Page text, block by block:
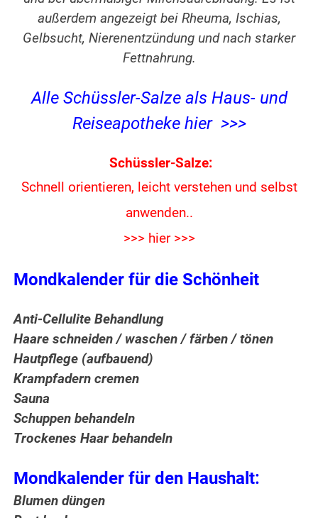
außerdem angezeigt bei Rheuma, Ischias,
Gelbsucht, Nierenentzündung und nach starker
Fettnahrung.
Alle Schüssler-Salze als Haus- und
Reiseapotheke hier >>>
Schüssler-Salze:
Schnell orientieren, leicht verstehen und selbst
anwenden..
>>> hier >>>
Mondkalender für die Schönheit
Anti-Cellulite Behandlung
Haare schneiden / waschen / färben / tönen
Hautpflege (aufbauend)
Krampfadern cremen
Sauna
Schuppen behandeln
Trockenes Haar behandeln
Mondkalender für den Haushalt:
Blumen düngen